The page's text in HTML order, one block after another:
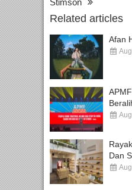
Related articles
Afan
Dan